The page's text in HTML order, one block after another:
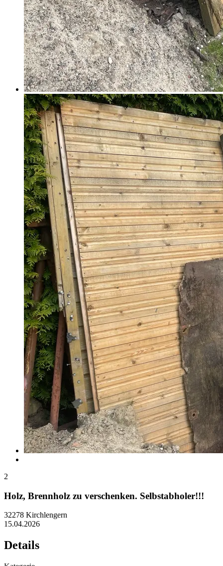
2
Holz, Brennholz zu verschenken. Selbstabholer!!!
32278 Kirchlengern
15.04.2026
Details